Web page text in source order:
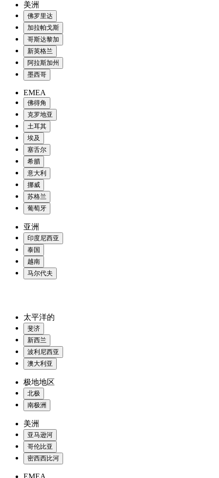
美洲
佛罗里达
加拉帕戈斯
哥斯达黎加
新英格兰
阿拉斯加州
墨西哥
EMEA
佛得角
克罗地亚
土耳其
埃及
塞舌尔
希腊
意大利
挪威
苏格兰
葡萄牙
亚洲
印度尼西亚
泰国
越南
马尔代夫
太平洋的
斐济
新西兰
波利尼西亚
澳大利亚
极地地区
北极
南极洲
美洲
亚马逊河
哥伦比亚
密西西比河